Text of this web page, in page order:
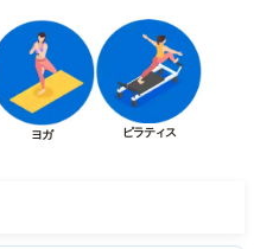
ヨガ ピラティス